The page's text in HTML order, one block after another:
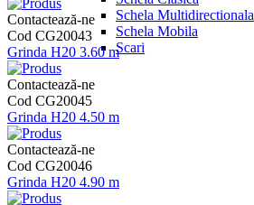
Schela Multidirectionala
Schela Mobila
Scari
Contactează-ne
Cod CG20043
Grinda H20 3.60 m
Contactează-ne
Cod CG20045
Grinda H20 4.50 m
Contactează-ne
Cod CG20046
Grinda H20 4.90 m